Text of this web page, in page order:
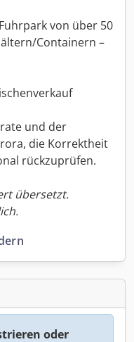
von über 50
Containern –
und der
die Korrektheit
rückzuprüfen.
übersetzt.
oder